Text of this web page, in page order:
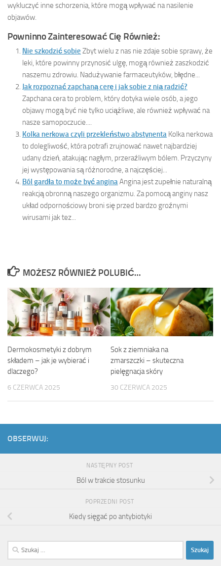
wykluczyć inne schorzenia, które mogą wpływać na nasilenie
objawów.
Powninno Zainteresować Cię Również:
Nie szkodzić sobie Zbyt wielu z nas nie zdaje sobie sprawy, że
leki, które powinny przynosić ulgę, mogą również zaszkodzić
naszemu zdrowiu. Nadużywanie farmaceutyków, błędne...
Jak rozpoznać zapchaną cerę i jak sobie z nią radzić?
Zapchana cera to problem, który dotyka wiele osób, a jego
objawy mogą być nie tylko uciążliwe, ale również wpływać na
nasze samopoczucie....
Kolka nerkowa czyli przekleństwo abstynenta Kolka nerkowa
to dolegliwość, która potrafi zrujnować nawet najbardziej
udany dzień, atakując nagłym, przeraźliwym bólem. Przyczyny
jej występowania są różnorodne, a najczęściej...
Ból gardła to może być anginaAngina jest zupełnie naturalną
reakcją obronną naszego organizmu. Za pomocą anginy nasz
układ odpornościowy broni się przed bardzo groźnymi
wirusami jak tez...
MOŻESZ RÓWNIEŻ POLUBIĆ…
Dermokosmetyki z dobrym
składem – jak je wybierać i
dlaczego?
6 CZERWCA 2025
Sok z ziemniaka na
zmarszczki – skuteczna
pielęgnacja skóry
30 CZERWCA 2025
OBSERWUJ:
NASTĘPNY POST
Ból w trakcie stosunku
POPRZEDNI POST
Kiedy sięgać po antybiotyki
Szukaj: